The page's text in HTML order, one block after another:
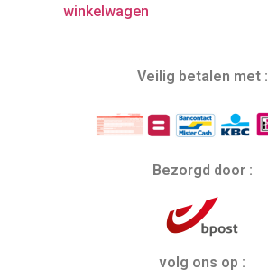
winkelwagen
Veilig betalen met :
Bezorgd door :
volg ons op :